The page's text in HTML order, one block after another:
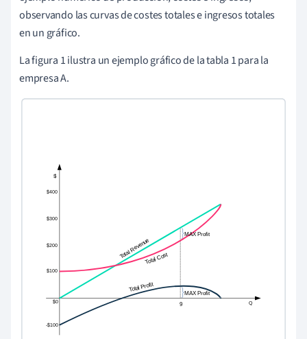
observando las curvas de costes totales e ingresos totales
en un gráfico.
La figura 1 ilustra un ejemplo gráfico de la tabla 1 para la
empresa A.